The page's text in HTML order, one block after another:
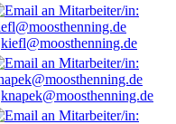
kiefl@moosthenning.de
knapek@moosthenning.de